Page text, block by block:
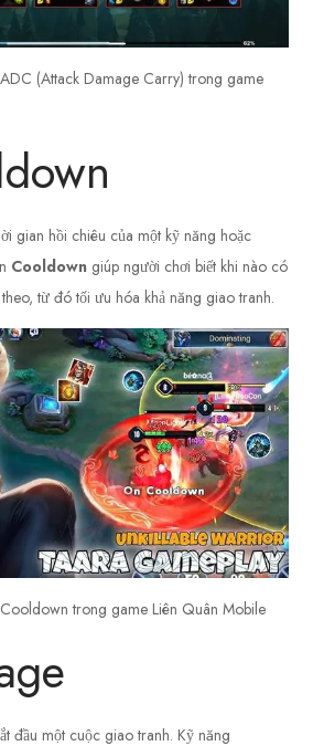
(Attack Damage Carry) trong game
gian hồi chiêu của một kỹ năng hoặc
Cooldown giúp người chơi biết khi nào có
từ đó tối ưu hóa khả năng giao tranh.
trong game Liên Quân Mobile
đầu một cuộc giao tranh. Kỹ năng